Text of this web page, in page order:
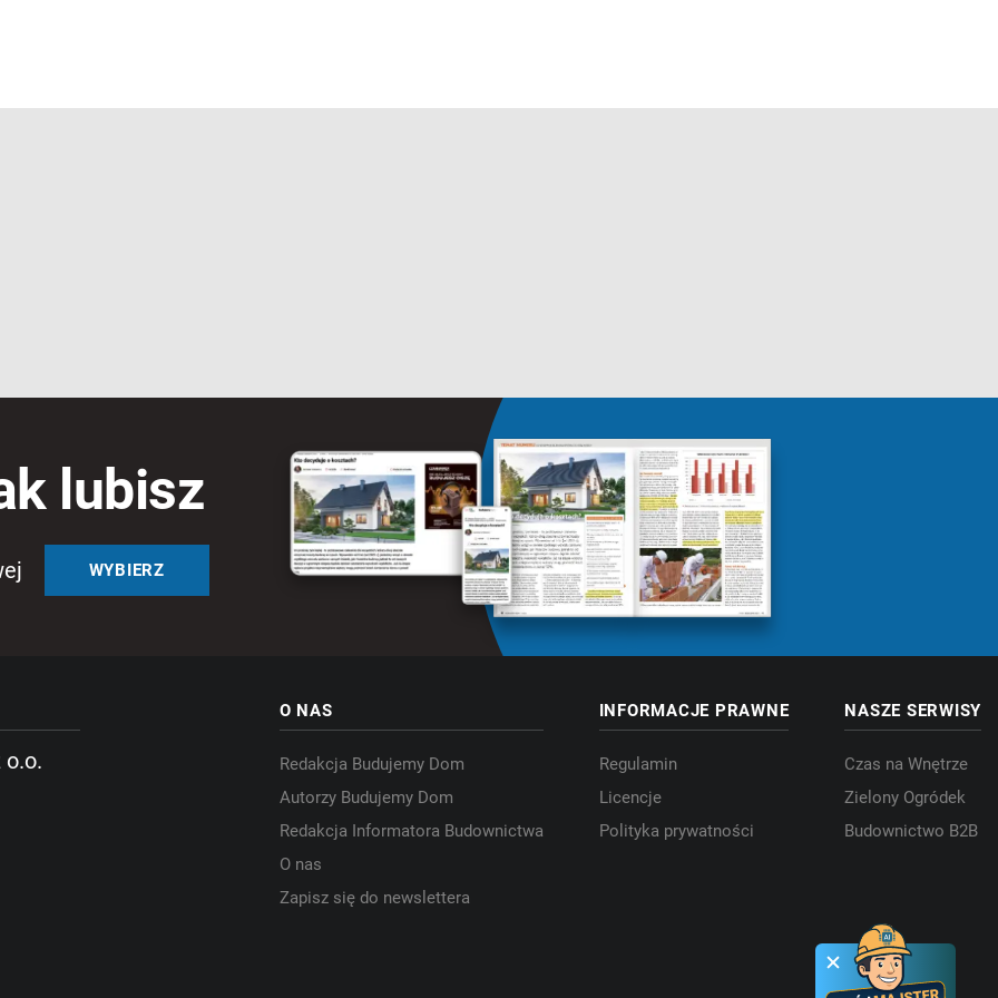
lubisz
WYBIERZ
O NAS
Redakcja Budujemy Dom
Autorzy Budujemy Dom
Redakcja Informatora Budownictwa
O nas
Zapisz się do newslettera
INFORMACJE PRAWNE
Regulamin
Licencje
Polityka prywatności
NASZE SERWISY
Czas na Wnętrze
Zielony Ogródek
Budownictwo B2B